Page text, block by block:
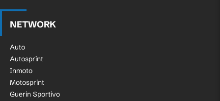
NETWORK
Auto
Autosprint
Inmoto
Motosprint
Guerin Sportivo